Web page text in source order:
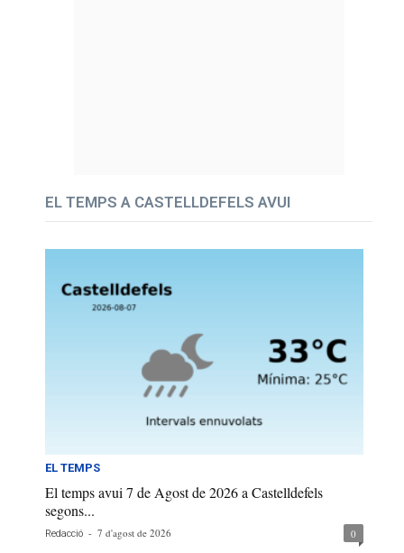
EL TEMPS A CASTELLDEFELS AVUI
EL TEMPS
El temps avui 7 de Agost de 2026 a Castelldefels
segons...
Redacció - 7 d'agost de 2026 0